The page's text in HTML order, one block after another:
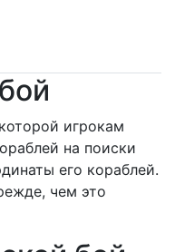
игрокам
на поиски
его кораблей.
чем это